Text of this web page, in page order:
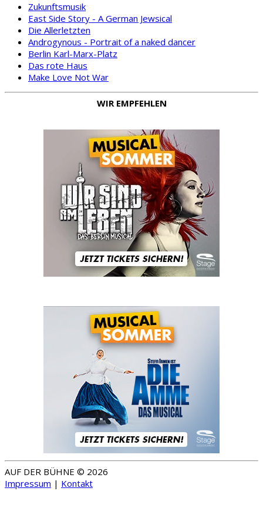
Zukunftsmusik
East Side Story - A German Jewsical
Die Allerletzten
Androgynous - Portrait of a naked dancer
Berlin Karl-Marx-Platz
Das rote Haus
Make Love Not War
WIR EMPFEHLEN
AUF DER BÜHNE © 2026
Impressum | Kontakt